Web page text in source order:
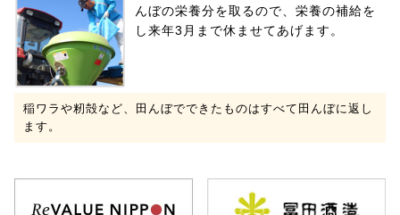
んぼの栄養分を取るので、栄養の補給を
し来年3月まで休ませてあげます。
稲ワラや籾殻など、田んぼでできたものはすべて田んぼに返し
ます。